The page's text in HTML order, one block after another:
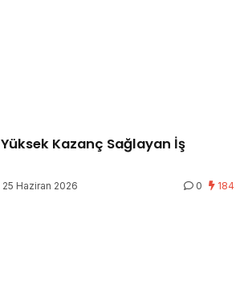
Kazanç Sağlayan İş
25 Haziran 2026 0 184